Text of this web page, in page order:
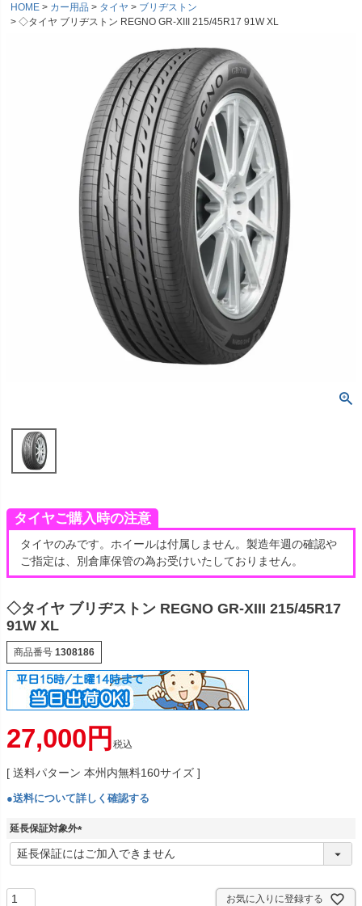
HOME カー用品 タイヤ
ブリヂストン
◇タイヤ ブリヂストン REGNO GR-XIII 215/45R17 91W XL
タイヤご購入時の注意
タイヤのみです。ホイールは付属しません。製造年週の確認や
ご指定は、別倉庫保管の為お受けいたしておりません。
◇タイヤ ブリヂストン REGNO GR-XIII 215/45R17
91W XL
商品番号 1308186
27,000 税込
送料パターン 本州内無料160サイズ
●送料について詳しく確認する
延長保証対象外
(
必
お気に入りに登録する